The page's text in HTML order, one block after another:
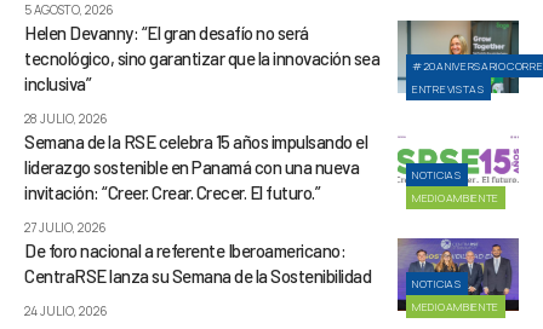
5 AGOSTO, 2026
ENTREVISTAS
Helen Devanny: “El gran desafío no será
tecnológico, sino garantizar que la innovación sea
inclusiva”
28 JULIO, 2026
NOTICIAS
MEDIOAMBIENTE
Semana de la RSE celebra 15 años impulsando el
liderazgo sostenible en Panamá con una nueva
invitación: “Creer. Crear. Crecer. El futuro.”
27 JULIO, 2026
NOTICIAS
MEDIOAMBIENTE
De foro nacional a referente Iberoamericano:
CentraRSE lanza su Semana de la Sostenibilidad
24 JULIO, 2026